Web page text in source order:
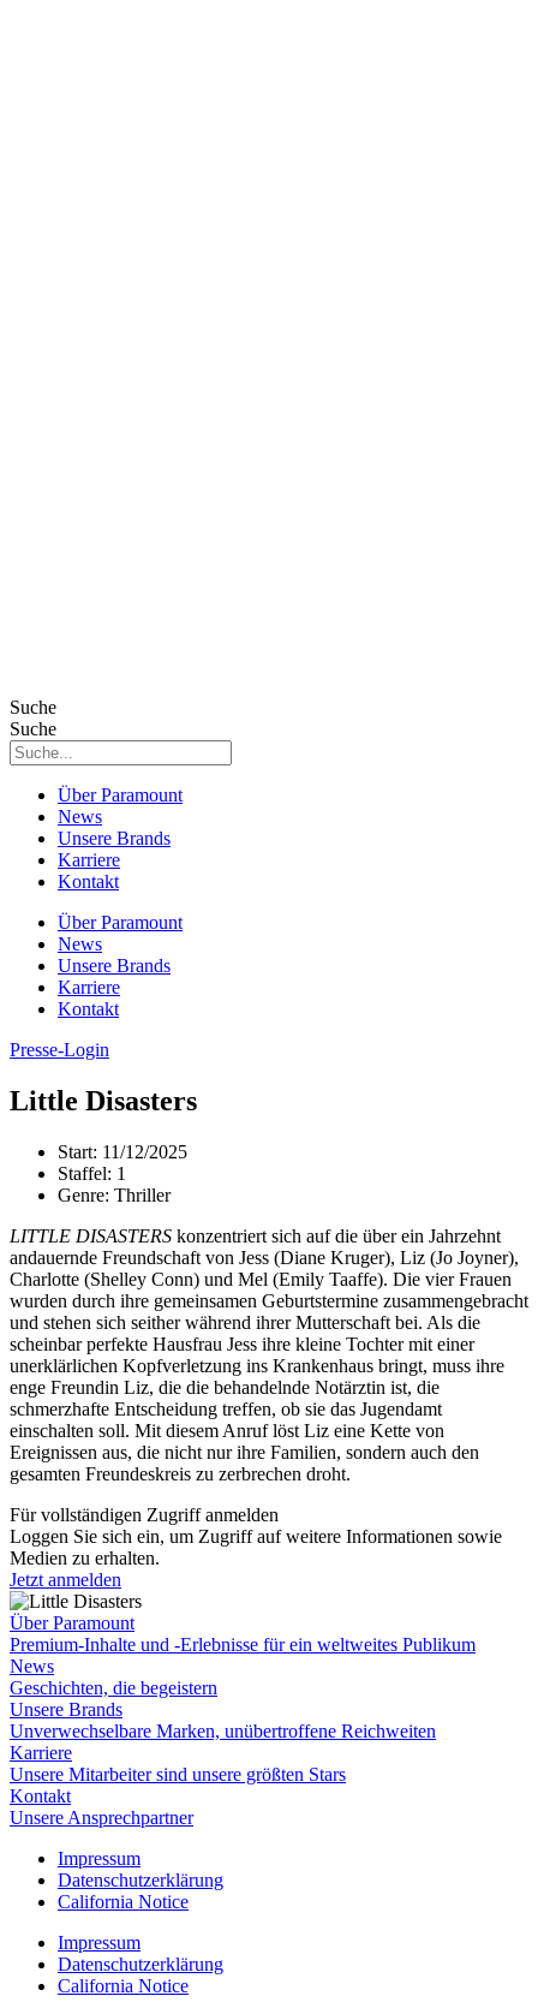
Suche
Suche
Über Paramount
News
Unsere Brands
Karriere
Kontakt
Über Paramount
News
Unsere Brands
Karriere
Kontakt
Presse-Login
Little Disasters
Start: 11/12/2025
Staffel: 1
Genre: Thriller
LITTLE DISASTERS konzentriert sich auf die über ein Jahrzehnt
andauernde Freundschaft von Jess (Diane Kruger), Liz (Jo Joyner),
Charlotte (Shelley Conn) und Mel (Emily Taaffe). Die vier Frauen
wurden durch ihre gemeinsamen Geburtstermine zusammengebracht
und stehen sich seither während ihrer Mutterschaft bei. Als die
scheinbar perfekte Hausfrau Jess ihre kleine Tochter mit einer
unerklärlichen Kopfverletzung ins Krankenhaus bringt, muss ihre
enge Freundin Liz, die die behandelnde Notärztin ist, die
schmerzhafte Entscheidung treffen, ob sie das Jugendamt
einschalten soll. Mit diesem Anruf löst Liz eine Kette von
Ereignissen aus, die nicht nur ihre Familien, sondern auch den
gesamten Freundeskreis zu zerbrechen droht.
Für vollständigen Zugriff anmelden
Loggen Sie sich ein, um Zugriff auf weitere Informationen sowie
Medien zu erhalten.
Jetzt anmelden
Über Paramount
Premium-Inhalte und -Erlebnisse für ein weltweites Publikum
News
Geschichten, die begeistern
Unsere Brands
Unverwechselbare Marken, unübertroffene Reichweiten
Karriere
Unsere Mitarbeiter sind unsere größten Stars
Kontakt
Unsere Ansprechpartner
Impressum
Datenschutzerklärung
California Notice
Impressum
Datenschutzerklärung
California Notice